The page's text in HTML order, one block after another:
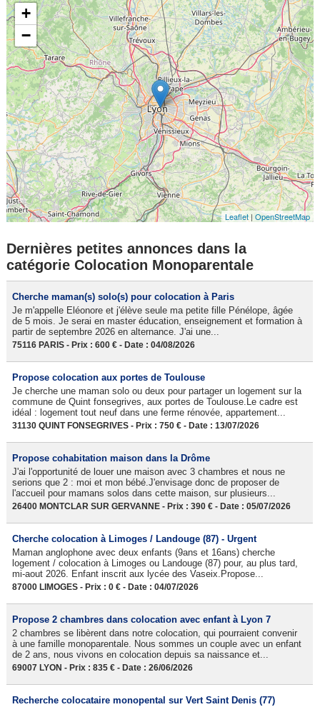
+
−
Leaflet |OpenStreetMap
Dernières petites annonces dans la
catégorie Colocation Monoparentale
Cherche maman(s) solo(s) pour colocation à Paris
Je m'appelle Eléonore et j'élève seule ma petite fille Pénélope, âgée
de 5 mois. Je serai en master éducation, enseignement et formation à
partir de septembre 2026 en alternance. J'ai une...
75116 PARIS - Prix : 600 € - Date : 04/08/2026
Propose colocation aux portes de Toulouse
Je cherche une maman solo ou deux pour partager un logement sur la
commune de Quint fonsegrives, aux portes de Toulouse.Le cadre est
idéal : logement tout neuf dans une ferme rénovée, appartement...
31130 QUINT FONSEGRIVES - Prix : 750 € - Date : 13/07/2026
Propose cohabitation maison dans la Drôme
J'ai l'opportunité de louer une maison avec 3 chambres et nous ne
serions que 2 : moi et mon bébé.J'envisage donc de proposer de
l'accueil pour mamans solos dans cette maison, sur plusieurs...
26400 MONTCLAR SUR GERVANNE - Prix : 390 € - Date : 05/07/2026
Cherche colocation à Limoges / Landouge (87) - Urgent
Maman anglophone avec deux enfants (9ans et 16ans) cherche
logement / colocation à Limoges ou Landouge (87) pour, au plus tard,
mi-aout 2026. Enfant inscrit aux lycée des Vaseix.Propose...
87000 LIMOGES - Prix : 0 € - Date : 04/07/2026
Propose 2 chambres dans colocation avec enfant à Lyon 7
2 chambres se libèrent dans notre colocation, qui pourraient convenir
à une famille monoparentale. Nous sommes un couple avec un enfant
de 2 ans, nous vivons en colocation depuis sa naissance et...
69007 LYON - Prix : 835 € - Date : 26/06/2026
Recherche colocataire monopental sur Vert Saint Denis (77)